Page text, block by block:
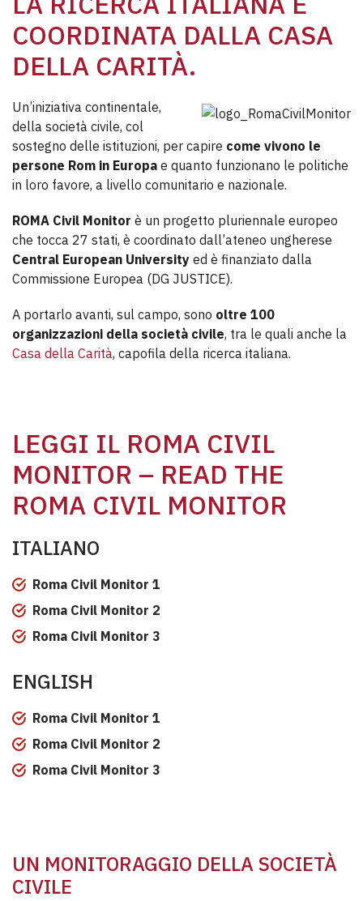
COORDINATA DALLA CASA
DELLA CARITÀ.
Un’iniziativa continentale,
della società civile, col
sostegno delle istituzioni, per capire come vivono le
persone Rom in Europa e quanto funzionano le politiche
in loro favore, a livello comunitario e nazionale.
ROMA Civil Monitor è un progetto pluriennale europeo
che tocca 27 stati, è coordinato dall’ateneo ungherese
Central European University ed è finanziato dalla
Commissione Europea (DG JUSTICE).
A portarlo avanti, sul campo, sono oltre 100
organizzazioni della società civile, tra le quali anche la
Casa della Carità, capofila della ricerca italiana.
LEGGI IL ROMA CIVIL
MONITOR – READ THE
ROMA CIVIL MONITOR
ITALIANO
Roma Civil Monitor 1
Roma Civil Monitor 2
Roma Civil Monitor 3
ENGLISH
Roma Civil Monitor 1
Roma Civil Monitor 2
Roma Civil Monitor 3
UN MONITORAGGIO DELLA SOCIETÀ
CIVILE